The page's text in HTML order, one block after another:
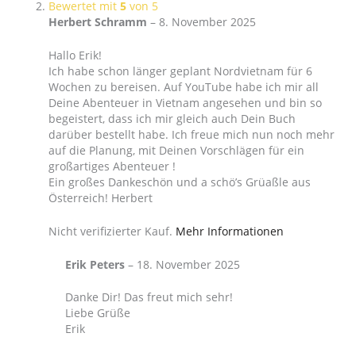
Bewertet mit5 von 5
Herbert Schramm– 8. November 2025
Hallo Erik!
Ich habe schon länger geplant Nordvietnam für 6
Wochen zu bereisen. Auf YouTube habe ich mir all
Deine Abenteuer in Vietnam angesehen und bin so
begeistert, dass ich mir gleich auch Dein Buch
darüber bestellt habe. Ich freue mich nun noch mehr
auf die Planung, mit Deinen Vorschlägen für ein
großartiges Abenteuer !
Ein großes Dankeschön und a schö’s Grüaßle aus
Österreich! Herbert
Nicht verifizierter Kauf. Mehr Informationen
Erik Peters – 18. November 2025
Danke Dir! Das freut mich sehr!
Liebe Grüße
Erik